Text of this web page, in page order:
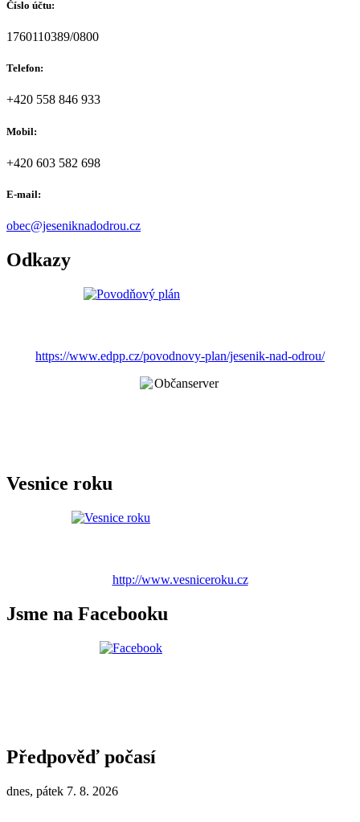
Číslo účtu:
1760110389/0800
Telefon:
+420 558 846 933
Mobil:
+420 603 582 698
E-mail:
obec@jeseniknadodrou.cz
Odkazy
https://www.edpp.cz/povodnovy-plan/jesenik-nad-odrou/
Vesnice roku
http://www.vesniceroku.cz
Jsme na Facebooku
Předpověď počasí
dnes, pátek 7. 8. 2026